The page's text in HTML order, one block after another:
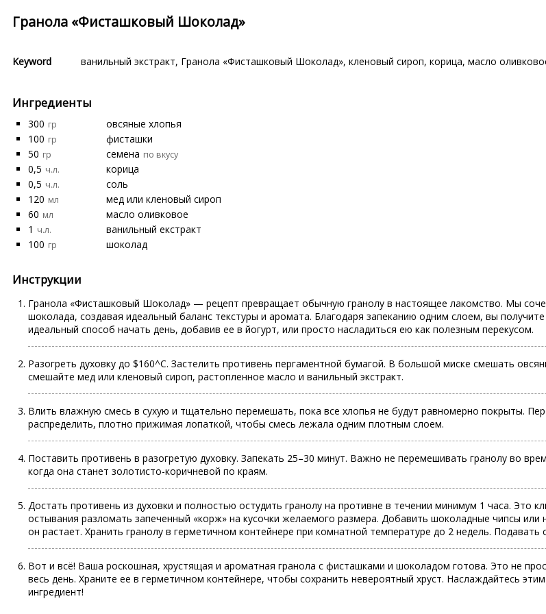
Гранола «Фисташковый Шоколад»
Keyword ванильный экстракт, Гранола «Фисташковый Шоколад», кленовый сироп, корица, масло
Ингредиенты
300 гр
овсяные хлопья
100 гр
фисташки
50 гр семена по вкусу
0,5 ч.л.
корица
0,5 ч.л.
соль
120 мл
мед или кленовый сироп
60 мл
масло оливковое
1 ч.л.
ванильный екстракт
100 гр шоколад
Инструкции
Гранола «Фисташковый Шоколад» — рецепт превращает обычную гранолу в настоящее лакомство. Мы
шоколада, создавая идеальный баланс текстуры и аромата. Благодаря запеканию одним слоем, вы
идеальный способ начать день, добавив ее в йогурт, или просто насладиться ею как полезным перекусом.
Разогреть духовку до $160^C. Застелить противень пергаментной бумагой. В большой миске смешать
смешайте мед или кленовый сироп, растопленное масло и ванильный экстракт.
Влить влажную смесь в сухую и тщательно перемешать, пока все хлопья не будут равномерно покрыты.
распределить, плотно прижимая лопаткой, чтобы смесь лежала одним плотным слоем.
Поставить противень в разогретую духовку. Запекать 25–30 минут. Важно не перемешивать гранолу во
когда она станет золотисто-коричневой по краям.
Достать противень из духовки и полностью остудить гранолу на противне в течении минимум 1 часа. Это
остывания разломать запеченный «корж» на кусочки желаемого размера. Добавить шоколадные чипсы
он растает. Хранить гранолу в герметичном контейнере при комнатной температуре до 2 недель. Подавать
Вот и всё! Ваша роскошная, хрустящая и ароматная гранола с фисташками и шоколадом готова. Это не
весь день. Храните ее в герметичном контейнере, чтобы сохранить невероятный хруст. Наслаждайтесь
ингредиент!